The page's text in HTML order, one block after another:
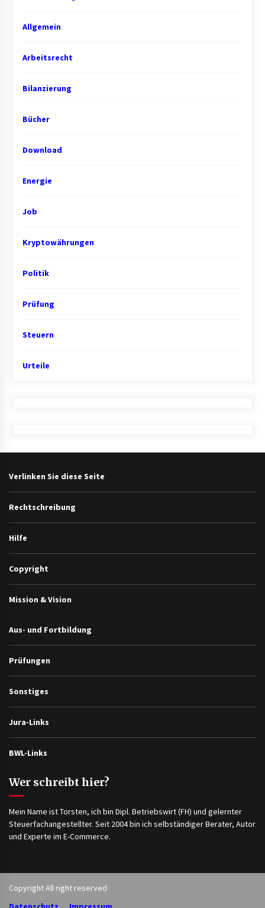
Allgemein
Arbeitsrecht
Bilanzierung
Bücher
Download
Energie
Job
Kryptowährungen
Politik
Prüfung
Steuern
Urteile
Verlinken Sie diese Seite
Rechtschreibung
Hilfe
Copyright
Mission & Vision
Aus- und Fortbildung
Prüfungen
Sonstiges
Jura-Links
BWL-Links
Wer schreibt hier?
Mein Name ist Torsten, ich bin Dipl. Betriebswirt (FH) und gelernter
Steuerfachangestellter. Seit 2004 bin ich selbständiger Berater, Autor
und Experte im E-Commerce.
Copyright All right reserved